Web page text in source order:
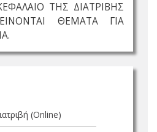
ΤΗΣ ΔΙΑΤΡΙΒΗΣ
ΘΕΜΑΤΑ ΓΙΑ
(Online)